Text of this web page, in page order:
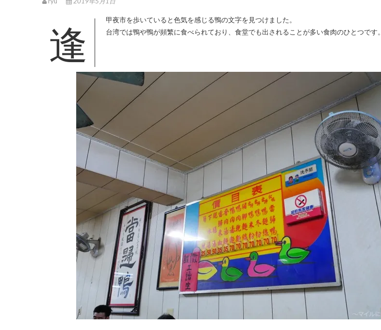
逢甲夜市を歩いていると色気を感じる鴨の文字を見つけました。
台湾では鴨や鴨が頻繁に食べられており、食堂でも出されることが多い食肉のひとつです。